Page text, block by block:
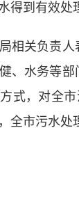
得到有效处
关负责人
、水务等
式，对全
全市污水处